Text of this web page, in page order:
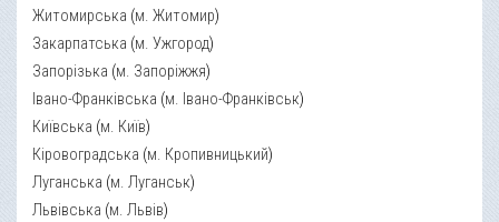
Житомирська (м. Житомир)
Закарпатська (м. Ужгород)
Запорізька (м. Запоріжжя)
Івано-Франківська (м. Івано-Франківськ)
Київська (м. Київ)
Кіровоградська (м. Кропивницький)
Луганська (м. Луганськ)
Львівська (м. Львів)